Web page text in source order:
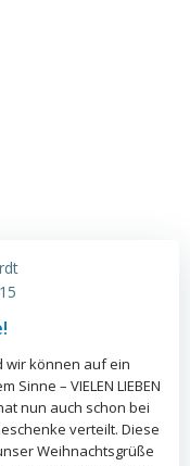
wir können auf ein
– VIELEN LIEBEN
nun auch schon bei
verteilt. Diese
Weihnachtsgrüße